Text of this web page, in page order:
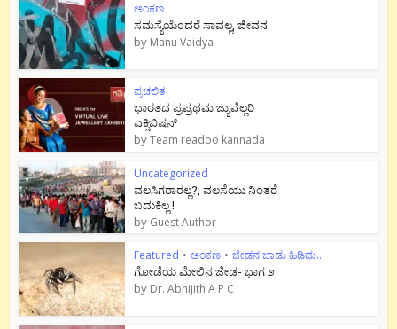
ಅಂಕಣ
ಸಮಸ್ಯೆಯೆಂದರೆ ಸಾವಲ್ಲ, ಜೀವನ
by Manu Vaidya
ಪ್ರಚಲಿತ
ಭಾರತದ ಪ್ರಪ್ರಥಮ ಜ್ಯುವೆಲ್ಲರಿ
ಎಕ್ಸಿಬಿಷನ್
byTeam readoo kannada
Uncategorized
ವಲಸಿಗರಾರಲ್ಲ?, ವಲಸೆಯು ನಿಂತರೆ
ಬದುಕಿಲ್ಲ !
by Guest Author
Featured • ಅಂಕಣ • ಜೇಡನ ಜಾಡು ಹಿಡಿದು..
ಗೋಡೆಯ ಮೇಲಿನ ಜೇಡ- ಭಾಗ ೨
by Dr. Abhijith A P C